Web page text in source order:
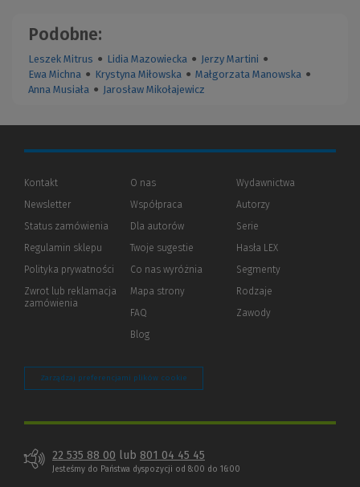
Podobne:
Leszek Mitrus ● Lidia Mazowiecka ● Jerzy Martini ●
Ewa Michna ● Krystyna Miłowska ● Małgorzata Manowska ●
Anna Musiała ● Jarosław Mikołajewicz
Kontakt
Newsletter
Status zamówienia
Regulamin sklepu
Polityka prywatności (Nowe
(Link
innej
Zwrot lub reklamacja
zamówienia
O nas
Współpraca
Dla autorów(Nowe
(Link
innej
strony)
Twoje sugestie
Co nas wyróżnia
Mapa strony
FAQ
Blog
Wydawnictwa
Autorzy
Serie
Hasła LEX
Segmenty
Rodzaje
Zawody
Zarządzaj preferencjami plików cookie
22 535 88 00 lub 801 04 45 45
Jesteśmy do Państwa dyspozycji od 8:00 do 16:00